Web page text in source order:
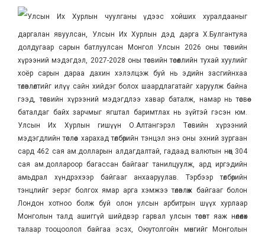
Улсын Их Хурлын чуулганы үдээс хойших хуралдааныг
даргалан явуулсан, Улсын Их Хурлын дэд дарга Х.Булгантуяа
долдугаар сарын батлуулсан Монгол Улсын 2026 оны төсвийн
хүрээний мэдэгдэл, 2027-2028 оны төсвийн төсөөллийн тухай хуулийг
хоёр сарын дараа дахин хэлэлцэж буй нь эдийн засгийнхаа
төлөвлөлтийг илүү сайн хийдэг болох шаардлагатайг харуулж байна
гээд, төсвийн хүрээний мэдэгдлээ хавар баталж, намар нь төсвөө
баталдаг байх зарчмыг ягштал баримтлах нь зүйтэй гэсэн юм.
Улсын Их Хурлын гишүүн О.Алтангэрэл Төсвийн хүрээний
мэдэгдлийн төслөөс харахад төлбөрийн тэнцэл энэ оны эхний зургаан
сард 462 сая ам.долларын алдагдалтай, гадаад валютын нөөц 304
сая ам.доллароор багассан байгааг танилцуулж, ард иргэдийн
амьдрал хүндрэхээр байгааг анхааруулав. Тэрбээр төлбөрийн
тэнцлийг эерэг болгох ямар арга хэмжээ төлөвлөж байгааг болон
Лондон хотноо болж буй олон улсын арбитрын шүүх хурлаар
Монголын талд ашиггүй шийдвэр гарвал улсын төсөвт яаж нөлөөлөх
талаар тооцоолол байгаа эсэх, Оюутолгойн мөнгийг Монголын